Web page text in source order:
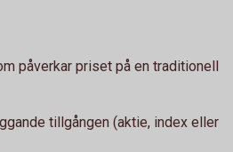
påverkar priset på en traditionell
tillgången (aktie, index eller